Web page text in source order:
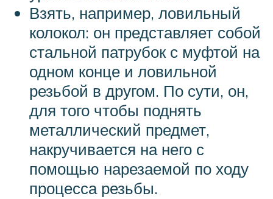
Взять, например, ловильный
колокол: он представляет собой
стальной патрубок с муфтой на
одном конце и ловильной
резьбой в другом. По сути, он,
для того чтобы поднять
металлический предмет,
накручивается на него с
помощью нарезаемой по ходу
процесса резьбы.